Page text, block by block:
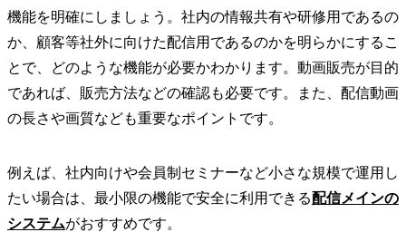
機能を明確にしましょう。社内の情報共有や研修用であるの
か、顧客等社外に向けた配信用であるのかを明らかにするこ
とで、どのような機能が必要かわかります。動画販売が目的
であれば、販売方法などの確認も必要です。また、配信動画
の長さや画質なども重要なポイントです。
例えば、社内向けや会員制セミナーなど小さな規模で運用し
たい場合は、最小限の機能で安全に利用できる配信メインの
システムがおすすめです。